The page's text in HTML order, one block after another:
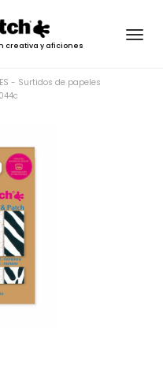
creativa y aficiones
- Surtidos de papeles